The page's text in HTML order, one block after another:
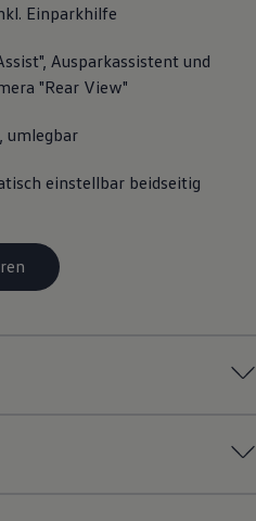
verbinden
Einparkhilfe
Ausparkassistent und
"Rear View"
umlegbar
einstellbar beidseitig